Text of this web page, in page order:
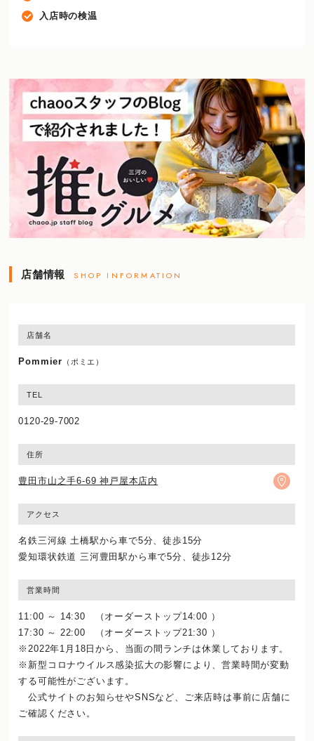
入店時の検温
店舗情報 SHOP INFORMATION
店舗名
Pommier （ポミエ）
TEL
0120-29-7002
住所
豊田市山之手6-69 神戸屋本店内
アクセス
名鉄三河線 土橋駅から車で5分、徒歩15分
愛知環状鉄道 三河豊田駅から車で5分、徒歩12分
営業時間
11:00 ～ 14:30 （オーダーストップ14:00 ）
17:30 ～ 22:00 （オーダーストップ21:30 ）
※2022年1月18日から、当面の間ランチは休業しております。
※新型コロナウイルス感染拡大の影響により、営業時間が変動
する可能性がございます。
公式サイトのお知らせやSNSなど、ご来店時は事前に店舗に
ご確認ください。